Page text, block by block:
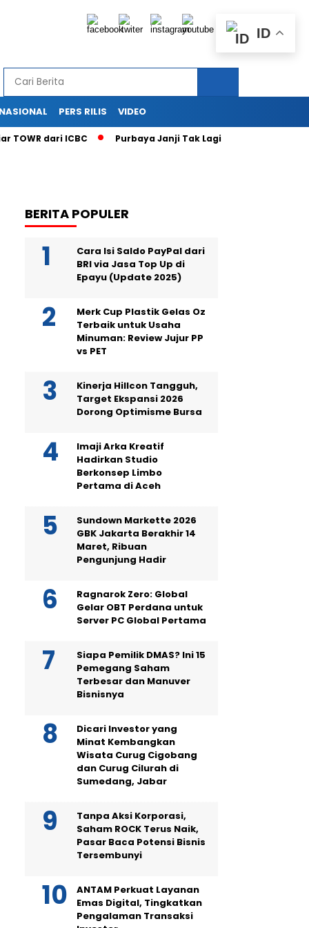
PERS RILIS VIDEO
dari ICBC Purbaya Janji Tak Lagi LPS Jadi Tukang Tutup
BERITA POPULER
Cara Isi Saldo PayPal dari
BRI via Jasa Top Up di
Epayu (Update 2025)
Merk Cup Plastik Gelas Oz
Terbaik untuk Usaha
Minuman: Review Jujur PP
vs PET
Kinerja Hillcon Tangguh,
Target Ekspansi 2026
Dorong Optimisme Bursa
Imaji Arka Kreatif
Hadirkan Studio
Berkonsep Limbo
Pertama di Aceh
Sundown Markette 2026
GBK Jakarta Berakhir 14
Maret, Ribuan
Pengunjung Hadir
Ragnarok Zero: Global
Gelar OBT Perdana untuk
Server PC Global Pertama
Siapa Pemilik DMAS? Ini 15
Pemegang Saham
Terbesar dan Manuver
Bisnisnya
Dicari Investor yang
Minat Kembangkan
Wisata Curug Cigobang
dan Curug Cilurah di
Sumedang, Jabar
Tanpa Aksi Korporasi,
Saham ROCK Terus Naik,
Pasar Baca Potensi Bisnis
Tersembunyi
ANTAM Perkuat Layanan
Emas Digital, Tingkatkan
Pengalaman Transaksi
ID